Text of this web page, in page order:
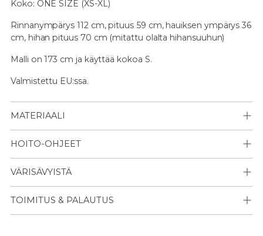
Koko: ONE SIZE (XS-XL)
Rinnanympärys 112 cm, pituus 59 cm, hauiksen ympärys 36
cm, hihan pituus 70 cm (mitattu olalta hihansuuhun)
Malli on 173 cm ja käyttää kokoa S.
Valmistettu EU:ssa.
MATERIAALI
HOITO-OHJEET
VÄRISÄVYISTÄ
TOIMITUS & PALAUTUS